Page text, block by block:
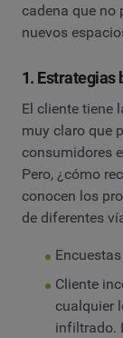
cadena que no
nuevos
1. Estrategias
El cliente tiene
muy claro que
consumidores
Pero, ¿cómo
conocen los
de diferentes
Cliente
cualquier
infiltrado.